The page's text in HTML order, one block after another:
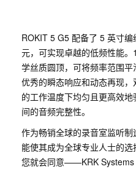
ROKIT 5 G5 配备了 5 英寸
元，可实现卓越的低频性能
学丝质圆顶，可将频率范围
优秀的瞬态响应和动态再现
的工作温度下均匀且更高效
间的音频完整性。
作为畅销全球的录音室监听
能使其成为全球专业人士的选
您就会同意——KRK Systems